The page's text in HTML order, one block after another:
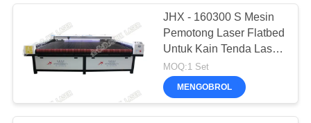
Tempat
Pemotongan Laser
JHX - 160300 S Mesin
Pemotong Laser Flatbed
Untuk Kain Tenda Laser
Cutter
MOQ:1 Set
MENGOBROL